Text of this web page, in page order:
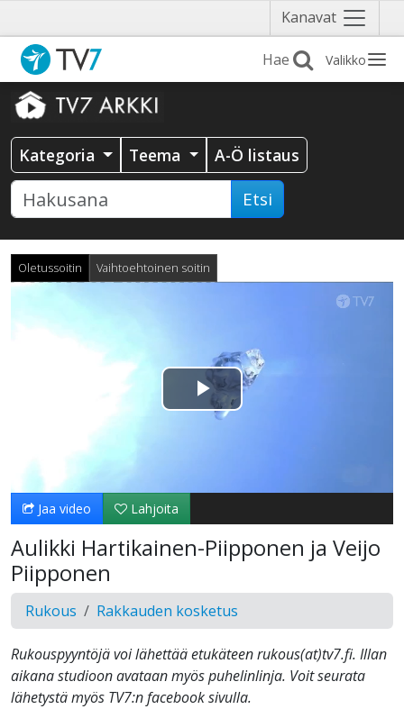
Kanavat Näytä
valikko
Valikko
Kategoria Teema A-Ö listaus
Etsi
Oletussoitin Vaihtoehtoinen soitin
Toista
Jaa video Lahjoita
Aulikki Hartikainen-Piipponen ja Veijo
Piipponen
Rukous Rakkauden kosketus
Rukouspyyntöjä voi lähettää etukäteen rukous(at)tv7.fi. Illan
aikana studioon avataan myös puhelinlinja. Voit seurata
lähetystä myös TV7:n facebook sivulla.